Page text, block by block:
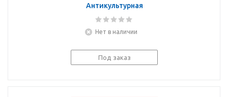
Антикультурная
революция в России
Нет в наличии
Под заказ